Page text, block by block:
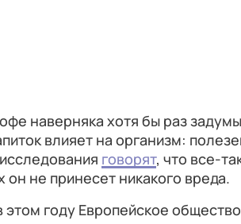
наверняка хотя бы раз
влияет на организм:
говорят, что все-
он не принесет никакого вреда.
году Европейское